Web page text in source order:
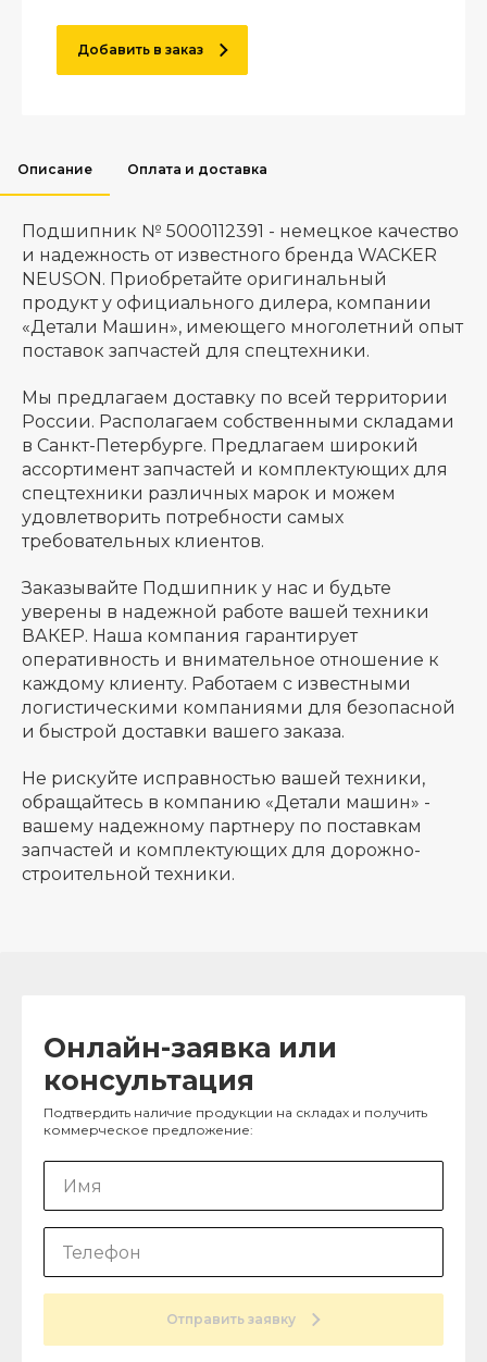
Добавить в заказ
Описание Оплата и доставка
Подшипник № 5000112391 - немецкое качество
и надежность от известного бренда WACKER
NEUSON. Приобретайте оригинальный
продукт у официального дилера, компании
«Детали Машин», имеющего многолетний опыт
поставок запчастей для спецтехники.
Мы предлагаем доставку по всей территории
России. Располагаем собственными складами
в Санкт-Петербурге. Предлагаем широкий
ассортимент запчастей и комплектующих для
спецтехники различных марок и можем
удовлетворить потребности самых
требовательных клиентов.
Заказывайте Подшипник у нас и будьте
уверены в надежной работе вашей техники
ВАКЕР. Наша компания гарантирует
оперативность и внимательное отношение к
каждому клиенту. Работаем с известными
логистическими компаниями для безопасной
и быстрой доставки вашего заказа.
Не рискуйте исправностью вашей техники,
обращайтесь в компанию «Детали машин» -
вашему надежному партнеру по поставкам
запчастей и комплектующих для дорожно-
строительной техники.
Онлайн-заявка или
консультация
Подтвердить наличие продукции на складах и получить
коммерческое предложение:
Отправить заявку